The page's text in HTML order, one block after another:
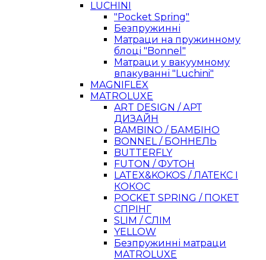
LUCHINI
"Pocket Spring"
Безпружинні
Матраци на пружинному
блоці "Bonnel"
Матраци у вакуумному
впакуванні "Luchini"
MAGNIFLEX
MATROLUXE
ART DESIGN / АРТ
ДИЗАЙН
BAMBINO / БАМБІНО
BONNEL / БОННЕЛЬ
BUTTERFLY
FUTON / ФУТОН
LATEX&KOKOS / ЛАТЕКС І
КОКОС
POCKET SPRING / ПОКЕТ
СПРІНГ
SLIM / СЛІМ
YELLOW
Безпружинні матраци
MATROLUXE